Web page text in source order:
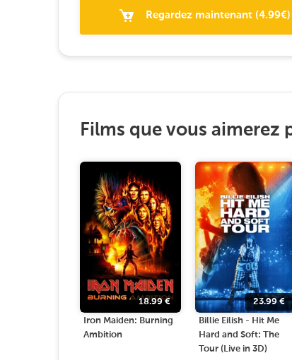
Regardez maintenant (4.99€)
Films que vous aimerez
18.99€
Iron Maiden: Burning
Ambition
23.99€
Billie Eilish - Hit Me
Hard and Soft: The
Tour (Live in 3D)